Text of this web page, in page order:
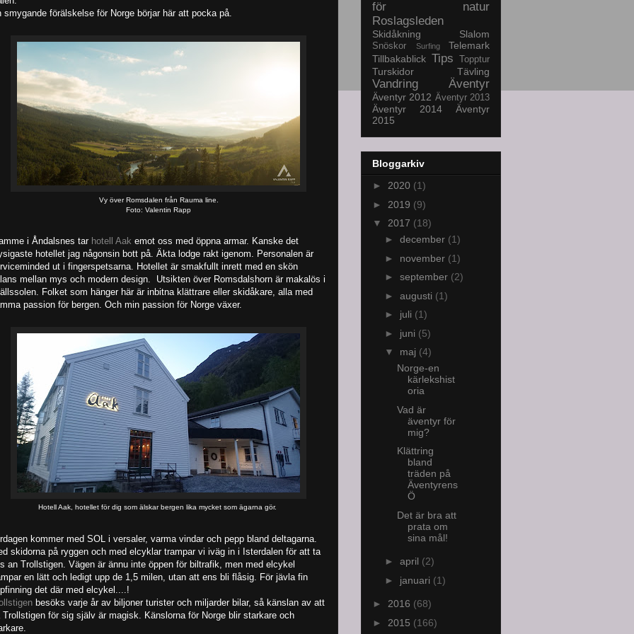
smygande förälskelse för Norge börjar här att pocka på.
Vy över Romsdalen från Rauma line.
Foto: Valentin Rapp
i Åndalsnes tar hotell Aak emot oss med öppna armar. Kanske det
hotellet jag någonsin bott på. Äkta lodge rakt igenom. Personalen är
ut i fingerspetsarna. Hotellet är smakfullt inrett med en skön
mellan mys och modern design. Utsikten över Romsdalshorn är makalös i
Folket som hänger här är inbitna klättrare eller skidåkare, alla med
passion för bergen. Och min passion för Norge växer.
Hotell Aak, hotellet för dig som älskar bergen lika mycket som ägarna gör.
kommer med SOL i versaler, varma vindar och pepp bland deltagarna.
skidorna på ryggen och med elcyklar trampar vi iväg in i Isterdalen för att ta
an Trollstigen. Vägen är ännu inte öppen för biltrafik, men med elcykel
en lätt och ledigt upp de 1,5 milen, utan att ens bli flåsig. För jävla fin
det där med elcykel....!
besöks varje år av biljoner turister och miljarder bilar, så känslan av att
Trollstigen för sig själv är magisk. Känslorna för Norge blir starkare och
för natur
Roslagsleden
Skidåkning Slalom
Snöskor Surfing
Telemark
Tillbakablick Tips Topptur
Turskidor Tävling
Vandring Äventyr
Äventyr 2012 Äventyr 2013
Äventyr 2014
Äventyr
2015
Bloggarkiv
► 2020 (1)
► 2019 (9)
▼ 2017 (18)
► december (1)
► november (1)
► september (2)
► augusti (1)
► juli (1)
► juni (5)
▼ maj (4)
Norge-en
kärlekshist
oria
Vad är
äventyr för
mig?
Klättring
bland
träden på
Äventyrens
Ö
Det är bra att
prata om
sina mål!
► april (2)
► januari (1)
► 2016 (68)
► 2015 (166)